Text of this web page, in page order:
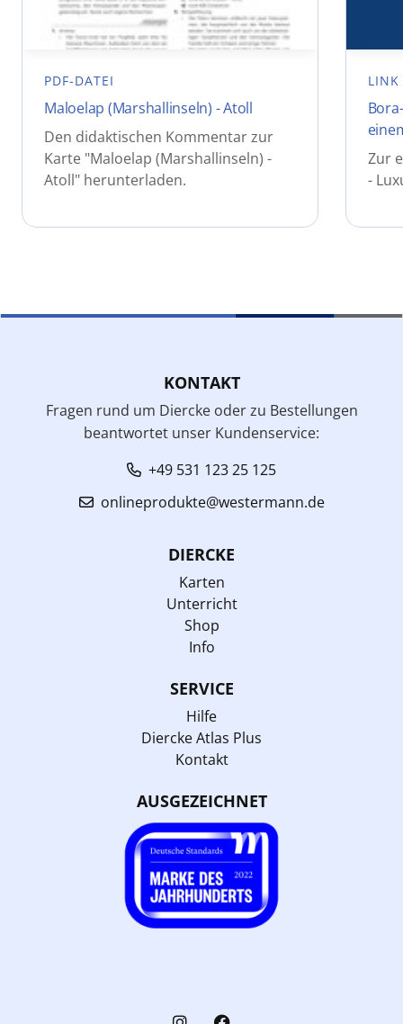
PDF-DATEI
Maloelap (Marshallinseln) - Atoll
Den didaktischen Kommentar zur
Karte "Maloelap (Marshallinseln) -
Atoll" herunterladen.
LINK
Zur
-
KONTAKT
Fragen rund um Diercke oder zu Bestellungen
beantwortet unser Kundenservice:
+49 531 123 25 125
onlineprodukte@westermann.de
DIERCKE
Karten
Unterricht
Shop
Info
SERVICE
Hilfe
Diercke Atlas Plus
Kontakt
AUSGEZEICHNET